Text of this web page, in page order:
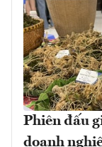
Phiên đấu
doanh